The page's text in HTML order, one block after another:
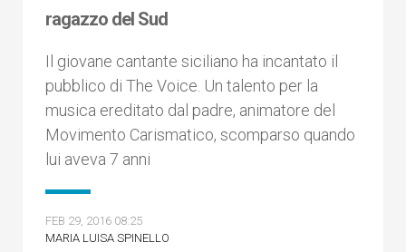
ragazzo del Sud
Il giovane cantante siciliano ha incantato il
pubblico di The Voice. Un talento per la
musica ereditato dal padre, animatore del
Movimento Carismatico, scomparso quando
lui aveva 7 anni
FEB 29, 2016 08:25
MARIA LUISA SPINELLO